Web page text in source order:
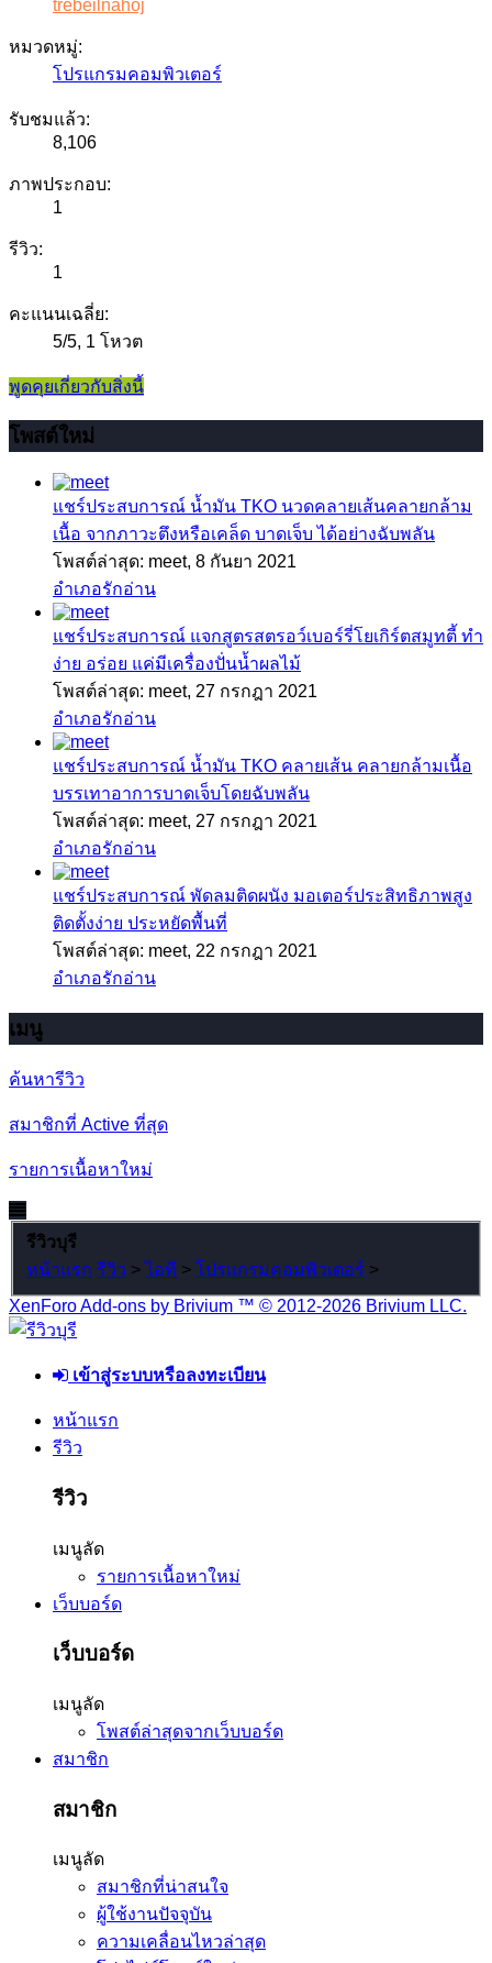
trebeilnahoj
หมวดหมู่:
โปรแกรมคอมพิวเตอร์
รับชมแล้ว:
8,106
ภาพประกอบ:
1
รีวิว:
1
คะแนนเฉลี่ย:
5/5, 1 โหวต
พูดคุยเกี่ยวกับสิ่งนี้
โพสต์ใหม่
แชร์ประสบการณ์ น้ำมัน TKO นวดคลายเส้นคลายกล้าม
เนื้อ จากภาวะตึงหรือเคล็ด บาดเจ็บ ได้อย่างฉับพลัน
โพสต์ล่าสุด: meet, 8 กันยา 2021
อำเภอรักอ่าน
แชร์ประสบการณ์ แจกสูตรสตรอว์เบอร์รี่โยเกิร์ตสมูทตี้ ทำ
ง่าย อร่อย แค่มีเครื่องปั่นน้ำผลไม้
โพสต์ล่าสุด: meet, 27 กรกฎา 2021
อำเภอรักอ่าน
แชร์ประสบการณ์ น้ำมัน TKO คลายเส้น คลายกล้ามเนื้อ
บรรเทาอาการบาดเจ็บโดยฉับพลัน
โพสต์ล่าสุด: meet, 27 กรกฎา 2021
อำเภอรักอ่าน
แชร์ประสบการณ์ พัดลมติดผนัง มอเตอร์ประสิทธิภาพสูง
ติดตั้งง่าย ประหยัดพื้นที่
โพสต์ล่าสุด: meet, 22 กรกฎา 2021
อำเภอรักอ่าน
เมนู
ค้นหารีวิว
สมาชิกที่ Active ที่สุด
รายการเนื้อหาใหม่
รีวิวบุรี
หน้าแรก รีวิว > ไอที > โปรแกรมคอมพิวเตอร์ >
XenForo Add-ons by Brivium ™ © 2012-2026 Brivium LLC.
เข้าสู่ระบบหรือลงทะเบียน
หน้าแรก
รีวิว
รีวิว
เมนูลัด
รายการเนื้อหาใหม่
เว็บบอร์ด
เว็บบอร์ด
เมนูลัด
โพสต์ล่าสุดจากเว็บบอร์ด
สมาชิก
สมาชิก
เมนูลัด
สมาชิกที่น่าสนใจ
ผู้ใช้งานปัจจุบัน
ความเคลื่อนไหวล่าสุด